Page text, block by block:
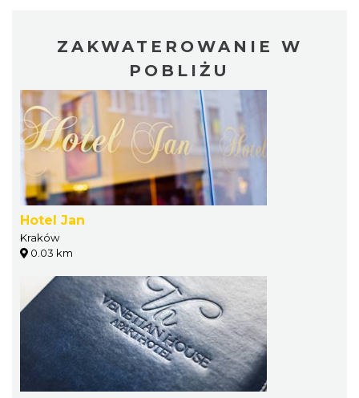
ZAKWATEROWANIE W
POBLIŻU
Hotel Jan
Kraków
0.03 km